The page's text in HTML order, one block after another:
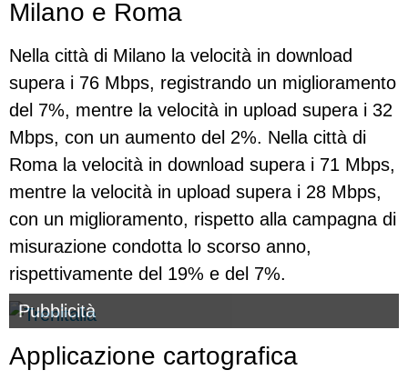
Milano e Roma
Nella città di Milano la velocità in download
supera i 76 Mbps, registrando un miglioramento
del 7%, mentre la velocità in upload supera i 32
Mbps, con un aumento del 2%. Nella città di
Roma la velocità in download supera i 71 Mbps,
mentre la velocità in upload supera i 28 Mbps,
con un miglioramento, rispetto alla campagna di
misurazione condotta lo scorso anno,
rispettivamente del 19% e del 7%.
Pubblicità
Applicazione cartografica